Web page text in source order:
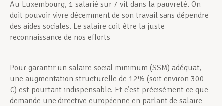
Au Luxembourg, 1 salarié sur 7 vit dans la pauvreté. On
doit pouvoir vivre décemment de son travail sans dépendre
des aides sociales. Le salaire doit être la juste
reconnaissance de nos efforts.
Pour garantir un salaire social minimum (SSM) adéquat,
une augmentation structurelle de 12% (soit environ 300
€) est pourtant indispensable. Et c’est précisément ce que
demande une directive européenne en parlant de salaire